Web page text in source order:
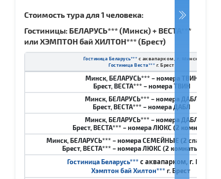
Стоимость тура для 1 человека:
Гостиницы: БЕЛАРУСЬ*** (Минск) + ВЕСТА***
или ХЭМПТОН бай ХИЛТОН*** (Брест)
Гостиница Беларусь*** с аквапарком, г. Минск
Гостиница Веста*** г. Брест
Минск, БЕЛАРУСЬ*** – номера ТВИН
Брест, ВЕСТА*** – номера ТВИН
Минск, БЕЛАРУСЬ*** – номера ДАБЛ
Брест, ВЕСТА*** – номера ДАБЛ
Минск, БЕЛАРУСЬ*** – номера ДАБЛ
Брест, ВЕСТА*** – номера ЛЮКС (2 комнаты)
Минск, БЕЛАРУСЬ*** – номера СЕМЕЙНЫЕ (2 спальни, 3
Брест, ВЕСТА*** – номера ЛЮКС (2 комнаты, 3 чел.)
Гостиница Беларусь*** с аквапарком, г. Минск
Хэмптон бай Хилтон*** г. Брест